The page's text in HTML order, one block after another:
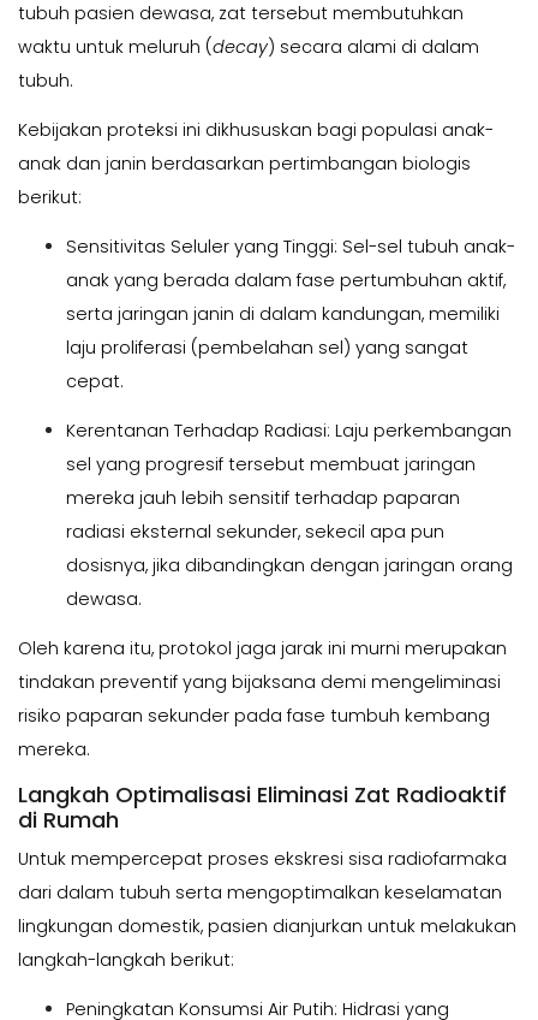
tubuh pasien dewasa, zat tersebut membutuhkan
waktu untuk meluruh (decay) secara alami di dalam
tubuh.
Kebijakan proteksi ini dikhususkan bagi populasi anak-
anak dan janin berdasarkan pertimbangan biologis
berikut:
Sensitivitas Seluler yang Tinggi: Sel-sel tubuh anak-
anak yang berada dalam fase pertumbuhan aktif,
serta jaringan janin di dalam kandungan, memiliki
laju proliferasi (pembelahan sel) yang sangat
cepat.
Kerentanan Terhadap Radiasi: Laju perkembangan
sel yang progresif tersebut membuat jaringan
mereka jauh lebih sensitif terhadap paparan
radiasi eksternal sekunder, sekecil apa pun
dosisnya, jika dibandingkan dengan jaringan orang
dewasa.
Oleh karena itu, protokol jaga jarak ini murni merupakan
tindakan preventif yang bijaksana demi mengeliminasi
risiko paparan sekunder pada fase tumbuh kembang
mereka.
Langkah Optimalisasi Eliminasi Zat Radioaktif
di Rumah
Untuk mempercepat proses ekskresi sisa radiofarmaka
dari dalam tubuh serta mengoptimalkan keselamatan
lingkungan domestik, pasien dianjurkan untuk melakukan
langkah-langkah berikut:
Peningkatan Konsumsi Air Putih: Hidrasi yang